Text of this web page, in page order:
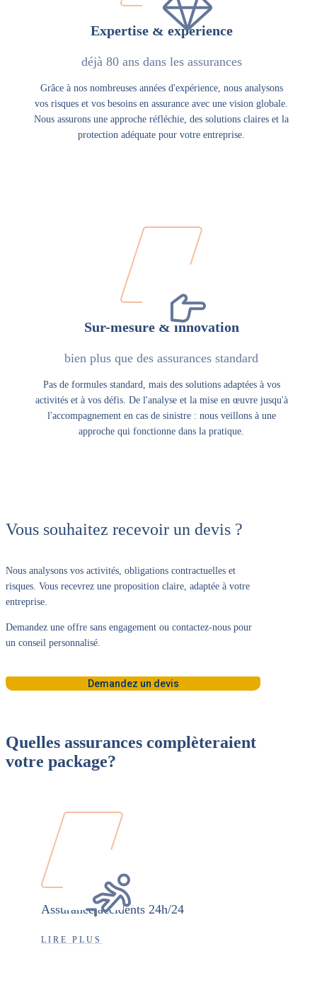
Expertise & expérience
déjà 80 ans dans les assurances
Grâce à nos nombreuses années d'expérience, nous analysons
vos risques et vos besoins en assurance avec une vision globale.
Nous assurons une approche réfléchie, des solutions claires et la
protection adéquate pour votre entreprise.
Sur-mesure & innovation
bien plus que des assurances standard
Pas de formules standard, mais des solutions adaptées à vos
activités et à vos défis. De l'analyse et la mise en œuvre jusqu'à
l'accompagnement en cas de sinistre : nous veillons à une
approche qui fonctionne dans la pratique.
Vous souhaitez recevoir un devis ?
Nous analysons vos activités, obligations contractuelles et
risques. Vous recevrez une proposition claire, adaptée à votre
entreprise.
Demandez une offre sans engagement ou contactez-nous pour
un conseil personnalisé.
Demandez un devis
Quelles assurances complèteraient
votre package?
Assurance accidents 24h/24
LIRE PLUS